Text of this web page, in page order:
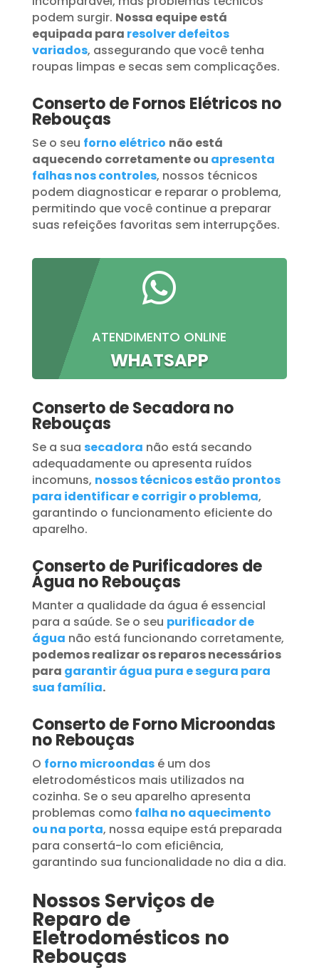
podem surgir. Nossa equipe está
equipada para resolver defeitos
variados, assegurando que você tenha
roupas limpas e secas sem complicações.
Conserto de Fornos Elétricos no
Rebouças
Se o seu forno elétrico não está
aquecendo corretamente ou apresenta
falhas nos controles, nossos técnicos
podem diagnosticar e reparar o problema,
permitindo que você continue a preparar
suas refeições favoritas sem interrupções.

ATENDIMENTO ONLINE
WHATSAPP
Conserto de Secadora no
Rebouças
Se a sua secadora não está secando
adequadamente ou apresenta ruídos
incomuns, nossos técnicos estão prontos
para identificar e corrigir o problema,
garantindo o funcionamento eficiente do
aparelho.
Conserto de Purificadores de
Água no Rebouças
Manter a qualidade da água é essencial
para a saúde. Se o seu purificador de
água não está funcionando corretamente,
podemos realizar os reparos necessários
para garantir água pura e segura para
sua família.
Conserto de Forno Microondas
no Rebouças
O forno microondasé um dos
eletrodomésticos mais utilizados na
cozinha. Se o seu aparelho apresenta
problemas como falha no aquecimento
ou na porta, nossa equipe está preparada
para consertá-lo com eficiência,
garantindo sua funcionalidade no dia a dia.
Nossos Serviços de
Reparo de
Eletrodomésticos no
Rebouças